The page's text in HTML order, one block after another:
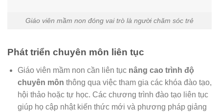
Giáo viên mầm non đóng vai trò là người chăm sóc trẻ
Phát triển chuyên môn liên tục
Giáo viên mầm non cần liên tục nâng cao trình độ
chuyên môn thông qua việc tham gia các khóa đào tạo,
hội thảo hoặc tự học. Các chương trình đào tạo liên tục
giúp họ cập nhật kiến thức mới và phương pháp giảng